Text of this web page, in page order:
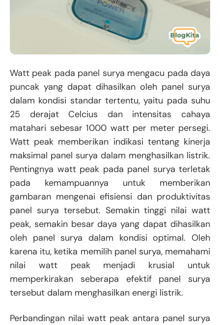
Watt peak pada panel surya mengacu pada daya
puncak yang dapat dihasilkan oleh panel surya
dalam kondisi standar tertentu, yaitu pada suhu
25 derajat Celcius dan intensitas cahaya
matahari sebesar 1000 watt per meter persegi.
Watt peak memberikan indikasi tentang kinerja
maksimal panel surya dalam menghasilkan listrik.
Pentingnya watt peak pada panel surya terletak
pada kemampuannya untuk memberikan
gambaran mengenai efisiensi dan produktivitas
panel surya tersebut. Semakin tinggi nilai watt
peak, semakin besar daya yang dapat dihasilkan
oleh panel surya dalam kondisi optimal. Oleh
karena itu, ketika memilih panel surya, memahami
nilai watt peak menjadi krusial untuk
memperkirakan seberapa efektif panel surya
tersebut dalam menghasilkan energi listrik.
Perbandingan nilai watt peak antara panel surya